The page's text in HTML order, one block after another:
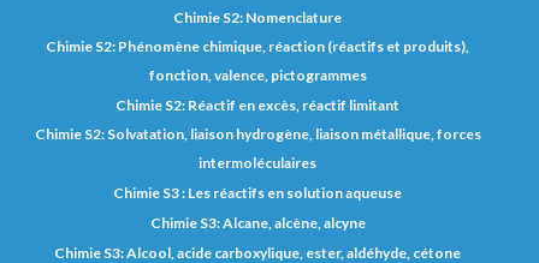
Chimie S2: Nomenclature
Chimie S2: Phénomène chimique, réaction (réactifs et produits),
fonction, valence, pictogrammes
Chimie S2: Réactif en excès, réactif limitant
Chimie S2: Solvatation, liaison hydrogène, liaison métallique, forces
intermoléculaires
Chimie S3 : Les réactifs en solution aqueuse
Chimie S3: Alcane, alcène, alcyne
Chimie S3: Alcool, acide carboxylique, ester, aldéhyde, cétone